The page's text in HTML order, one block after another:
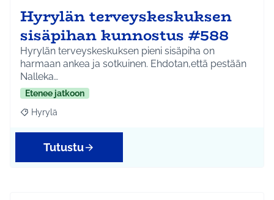
−
Hyrylän terveyskeskuksen
sisäpihan kunnostus #588
Hyrylän terveyskeskuksen pieni sisäpiha on
harmaan ankea ja sotkuinen. Ehdotan,että pestään
Nalleka…
Etenee jatkoon
Rajaa tulokset aihepiirin mukaan: Hyrylä
Hyrylä
Tutustu